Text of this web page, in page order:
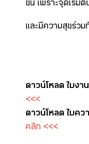
ขึ้น เพราะจุดเริ่ม
และมีความสุขร่วม
ดาวน์โหลด ใบงา
<<<
ดาวน์โหลด ใบคว
คลิก <<<